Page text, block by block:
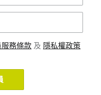
務條款 及 隱私權政策